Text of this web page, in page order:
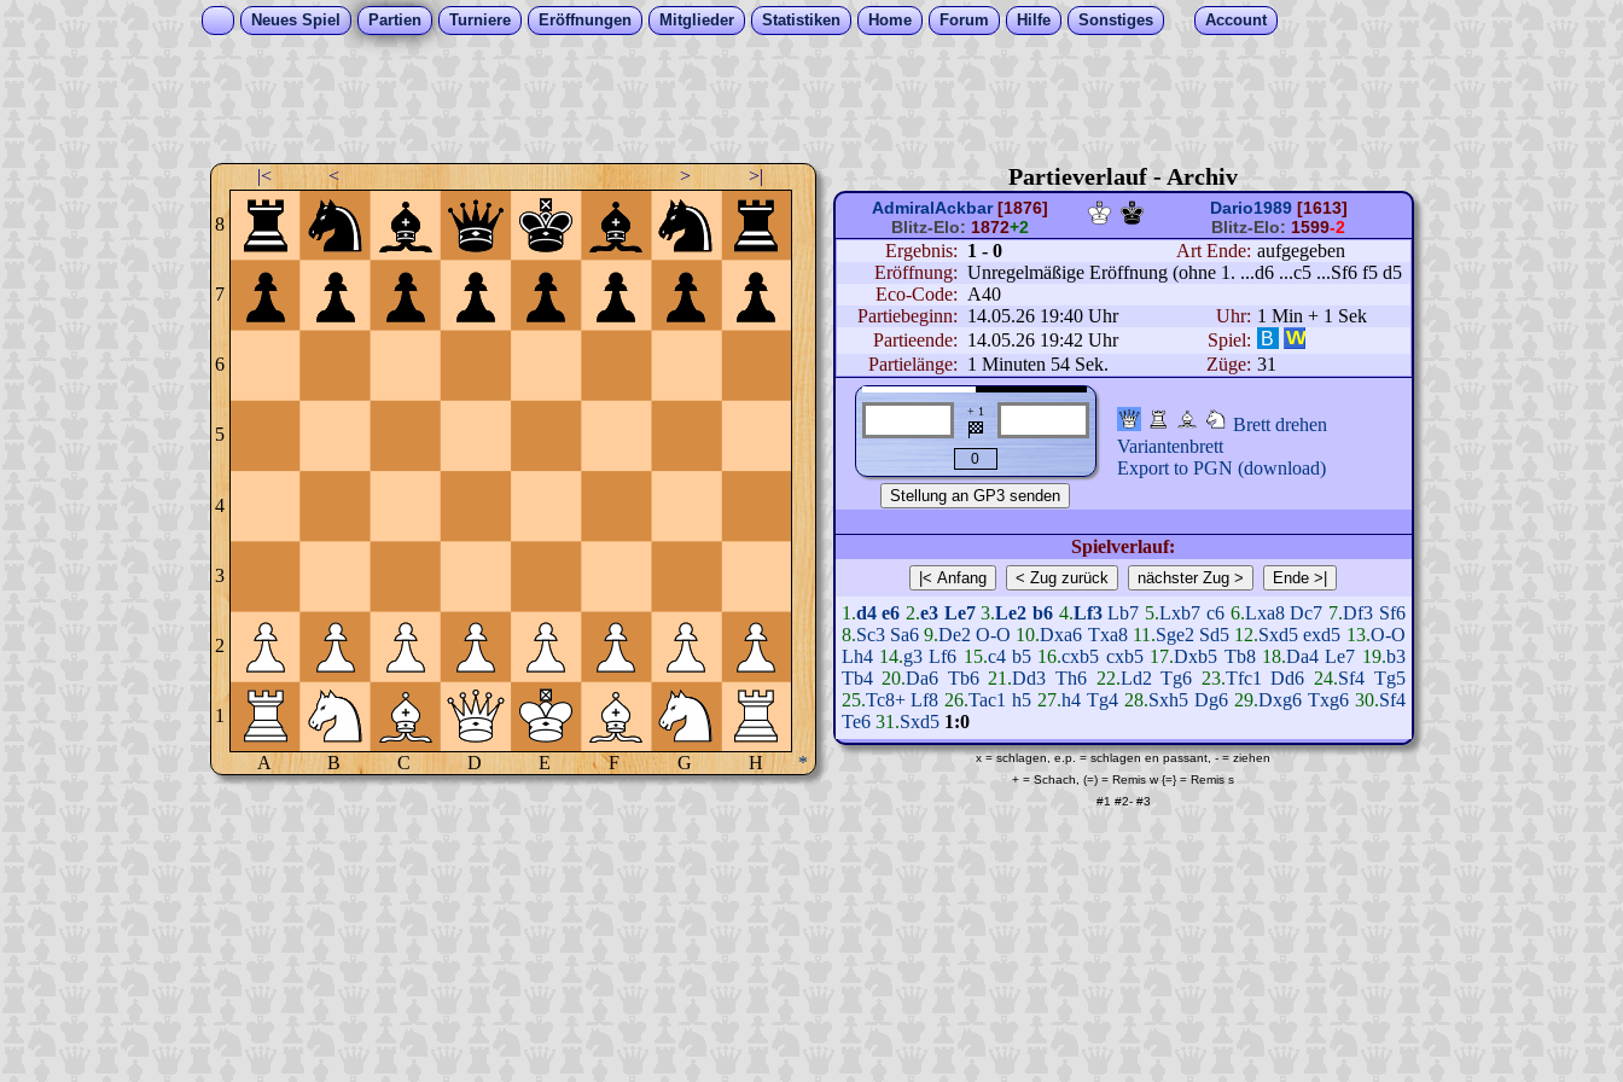
Neues Spiel Partien Turniere Eröffnungen Mitglieder Statistiken Home Forum Hilfe Sonstiges Account
|< < > >|
8
7
6
5
4
3
2
1
A B C D E F G H *
Partieverlauf - Archiv
AdmiralAckbar [1876]
Blitz-Elo: 1872+2
Dario1989 [1613]
Blitz-Elo: 1599-2
Ergebnis: 1 - 0 Art Ende: aufgegeben
Eröffnung: Unregelmäßige Eröffnung (ohne 1. ...d6 ...c5 ...Sf6 f5 d5
Eco-Code: A40
Partiebeginn: 14.05.26 19:40 Uhr Uhr: 1 Min + 1 Sek
Partieende: 14.05.26 19:42 Uhr
Spiel:
Partielänge: 1 Minuten 54 Sek. Züge: 31
+ 1
🏁
Brett drehen
Variantenbrett
Export to PGN (download)
Spielverlauf:
1.d4 e6 2.e3 Le7 3.Le2 b6 4.Lf3 Lb7 5.Lxb7 c6 6.Lxa8 Dc7 7.Df3 Sf6
8.Sc3 Sa6 9.De2 O-O 10.Dxa6 Txa8 11.Sge2 Sd5 12.Sxd5 exd5 13.O-O
Lh4 14.g3 Lf6 15.c4 b5 16.cxb5 cxb5 17.Dxb5 Tb8 18.Da4 Le7 19.b3
Tb4 20.Da6 Tb6 21.Dd3 Th6 22.Ld2 Tg6 23.Tfc1 Dd6 24.Sf4 Tg5
25.Tc8+ Lf8 26.Tac1 h5 27.h4 Tg4 28.Sxh5 Dg6 29.Dxg6 Txg6 30.Sf4
Te6 31.Sxd5 1:0
x = schlagen, e.p. = schlagen en passant, - = ziehen
+ = Schach, (=) = Remis w {=} = Remis s
#1 #2-#3